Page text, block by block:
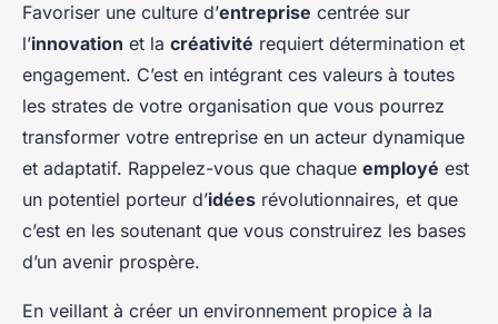
Favoriser une culture d’entreprise centrée sur
l’innovation et la créativité requiert détermination et
engagement. C’est en intégrant ces valeurs à toutes
les strates de votre organisation que vous pourrez
transformer votre entreprise en un acteur dynamique
et adaptatif. Rappelez-vous que chaque employé est
un potentiel porteur d’idées révolutionnaires, et que
c’est en les soutenant que vous construirez les bases
d’un avenir prospère.
En veillant à créer un environnement propice à la